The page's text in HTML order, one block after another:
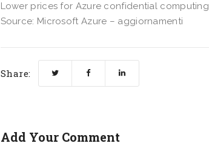
Lower prices for Azure confidential
Source: Microsoft Azure – aggiornamenti
Share:
Add Your Comment